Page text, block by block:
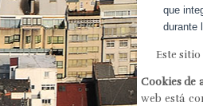
que
durante
Este
Cookies de
web está